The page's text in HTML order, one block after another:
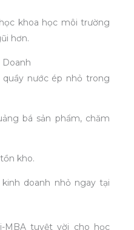
khoa học môi trường
hơn.
Doanh
nước ép nhỏ trong
bá sản phẩm, chăm
kho.
doanh nhỏ ngay tại
tuyệt vời cho học